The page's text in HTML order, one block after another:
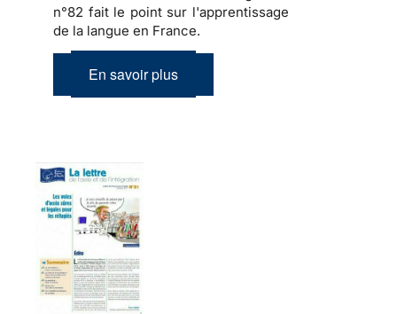
n°82 fait le point sur l'apprentissage
de la langue en France.
En savoir plus